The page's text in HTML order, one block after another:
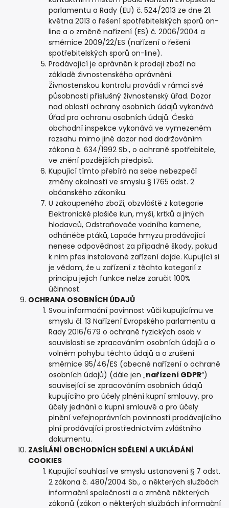
parlamentu a Rady (EU) č. 524/2013 ze dne 21.
května 2013 o řešení spotřebitelských sporů on-
line a o změně nařízení (ES) č. 2006/2004 a
směrnice 2009/22/ES (nařízení o řešení
spotřebitelských sporů on-line).
Prodávající je oprávněn k prodeji zboží na
základě živnostenského oprávnění.
Živnostenskou kontrolu provádí v rámci své
působnosti příslušný živnostenský úřad. Dozor
nad oblastí ochrany osobních údajů vykonává
Úřad pro ochranu osobních údajů. Česká
obchodní inspekce vykonává ve vymezeném
rozsahu mimo jiné dozor nad dodržováním
zákona č. 634/1992 Sb., o ochraně spotřebitele,
ve znění pozdějších předpisů.
Kupující tímto přebírá na sebe nebezpečí
změny okolností ve smyslu § 1765 odst. 2
občanského zákoníku.
U zakoupeného zboží, obzvláště z kategorie
Elektronické plašiče kun, myší, krtků a jiných
hlodavců, Odstraňovače vodního kamene,
odháněče ptáků, Lapače hmyzu prodávající
nenese odpovědnost za případné škody, pokud
k nim přes instalované zařízení dojde. Kupující si
je vědom, že u zařízení z těchto kategorií z
principu jejich funkce nelze zaručit 100%
účinnost.
OCHRANA OSOBNÍCH ÚDAJŮ
Svou informační povinnost vůči kupujícímu ve
smyslu čl. 13 Nařízení Evropského parlamentu a
Rady 2016/679 o ochraně fyzických osob v
souvislosti se zpracováním osobních údajů a o
volném pohybu těchto údajů a o zrušení
směrnice 95/46/ES (obecné nařízení o ochraně
osobních údajů) (dále jen „nařízení GDPR“)
související se zpracováním osobních údajů
kupujícího pro účely plnění kupní smlouvy, pro
účely jednání o kupní smlouvě a pro účely
plnění veřejnoprávních povinností prodávajícího
plní prodávající prostřednictvím zvláštního
dokumentu.
ZASÍLÁNÍ OBCHODNÍCH SDĚLENÍ A UKLÁDÁNÍ
COOKIES
Kupující souhlasí ve smyslu ustanovení § 7 odst.
2 zákona č. 480/2004 Sb., o některých službách
informační společnosti a o změně některých
zákonů (zákon o některých službách informační